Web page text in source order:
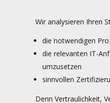
Wir analysieren Ihren
die ̈notwendigen
die relevanten IT-
umzusetzen
sinnvollen
Denn Vertraulichkeit,